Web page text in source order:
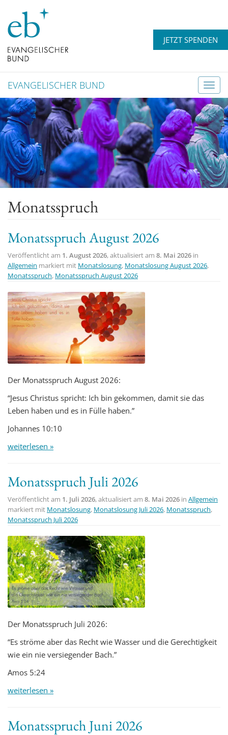
JETZT SPENDEN
T
o
g
g
l
e
n
a
v
EVANGELISCHER BUND
Monatsspruch
Monatsspruch August 2026
Veröffentlicht am 1. August 2026, aktualisiert am 8. Mai 2026 in
Allgemein markiert mit Monatslosung, Monatslosung August 2026,
Monatsspruch, Monatsspruch August 2026
Der Monatsspruch August 2026:
“Jesus Christus spricht: Ich bin gekommen, damit sie das
Leben haben und es in Fülle haben.”
Johannes 10:10
weiterlesen »
Monatsspruch Juli 2026
Veröffentlicht am 1. Juli 2026, aktualisiert am 8. Mai 2026 in Allgemein
markiert mit Monatslosung, Monatslosung Juli 2026, Monatsspruch,
Monatsspruch Juli 2026
Der Monatsspruch Juli 2026:
“Es ströme aber das Recht wie Wasser und die Gerechtigkeit
wie ein nie versiegender Bach.”
Amos 5:24
weiterlesen »
Monatsspruch Juni 2026